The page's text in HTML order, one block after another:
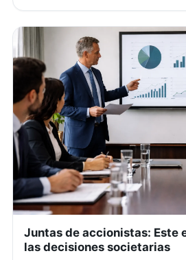
Juntas de accionistas: Este
las decisiones societarias